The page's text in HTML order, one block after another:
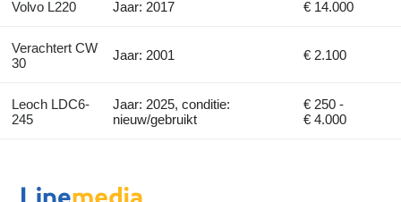
Volvo L220 Jaar: 2017 € 14.000
Verachtert CW
30
Jaar: 2001 € 2.100
Leoch LDC6-
245
Jaar: 2025, conditie:
nieuw/gebruikt
€ 250 -
€ 4.000